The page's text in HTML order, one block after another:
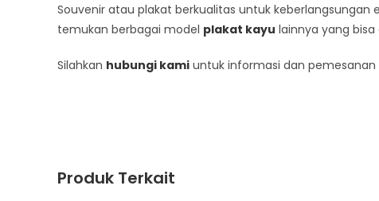
Souvenir atau plakat berkualitas untuk keberlangsungan
temukan berbagai model plakat kayu lainnya yang
Silahkan hubungi kami untuk informasi dan
Produk Terkait